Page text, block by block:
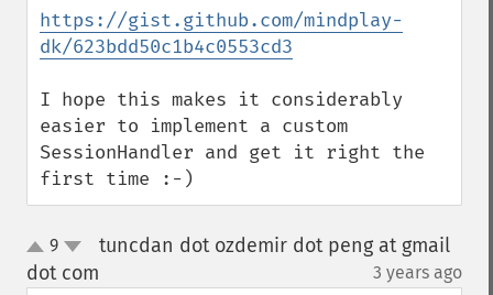
https://gist.github.com/mindplay-
dk/623bdd50c1b4c0553cd3
I hope this makes it considerably
easier to implement a custom
SessionHandler and get it right the
first time :-)
up
down
9
tuncdan dot ozdemir dot peng at gmail
dot com
3 years ago